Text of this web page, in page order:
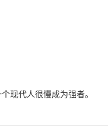
现代人很慢成为强者。